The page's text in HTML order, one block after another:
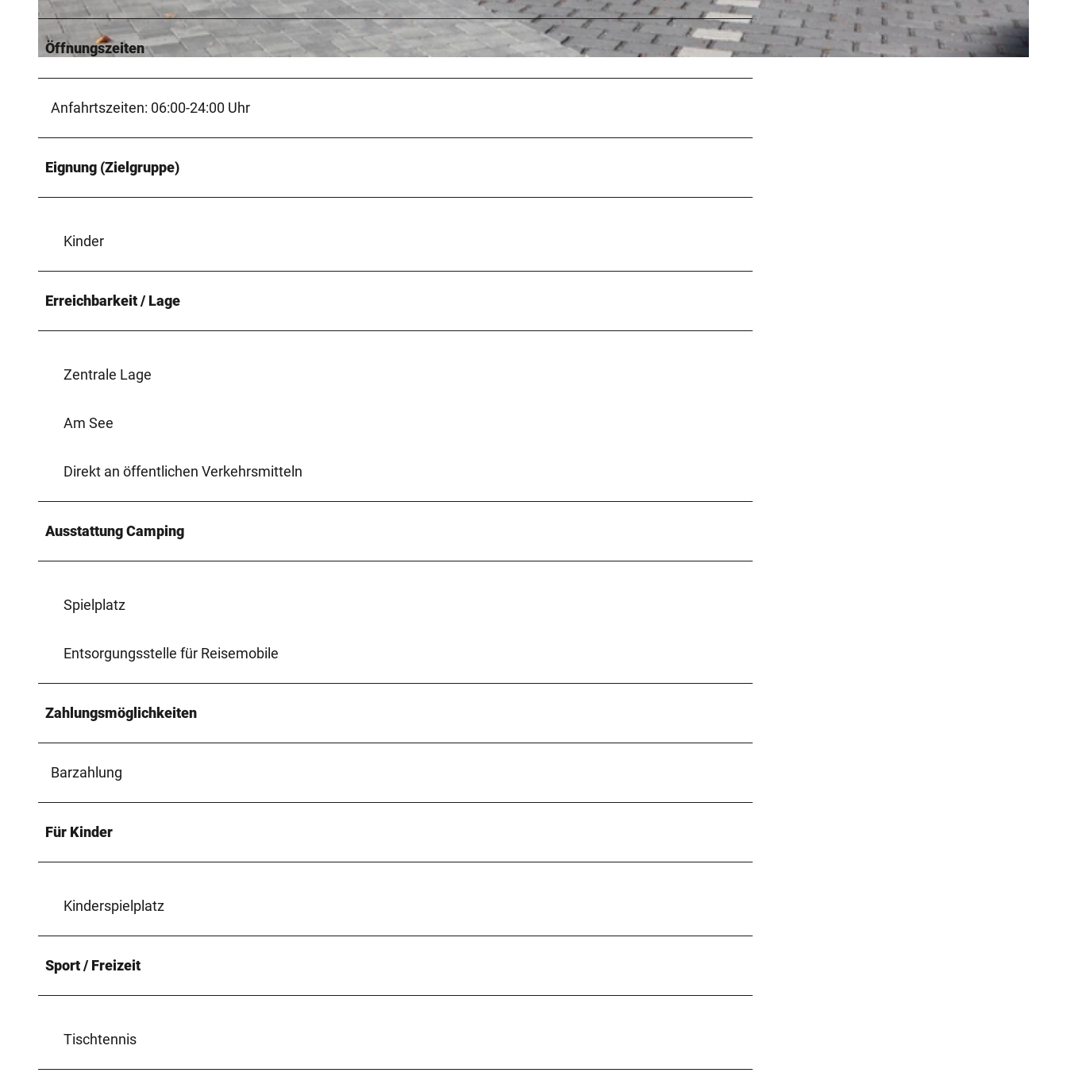
Öffnungszeiten
Anfahrtszeiten: 06:00-24:00 Uhr
Eignung (Zielgruppe)
Kinder
Erreichbarkeit / Lage
Zentrale Lage
Am See
Direkt an öffentlichen Verkehrsmitteln
Ausstattung Camping
Spielplatz
Entsorgungsstelle für Reisemobile
Zahlungsmöglichkeiten
Barzahlung
Für Kinder
Kinderspielplatz
Sport / Freizeit
Tischtennis